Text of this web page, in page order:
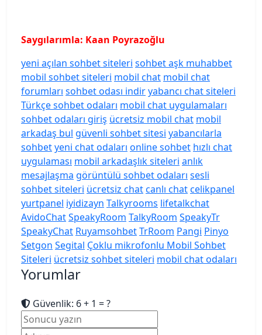
Saygılarımla: Kaan Poyrazoğlu
yeni açılan sohbet siteleri sohbet aşk muhabbet
mobil sohbet siteleri mobil chat mobil chat
forumları sohbet odası indiryabancı chat siteleri
Türkçe sohbet odaları mobil chat uygulamaları
sohbet odaları giriş ücretsiz mobil chat mobil
arkadaş bul güvenli sohbet sitesi yabancılarla
sohbetyeni chat odaları online sohbet hızlı chat
uygulaması mobil arkadaşlık siteleri anlık
mesajlaşma görüntülü sohbet odaları sesli
sohbet siteleri ücretsiz chatcanlı chatcelikpanel
yurtpanel iyidizayn Talkyrooms lifetalkchat
AvidoChatSpeakyRoom TalkyRoom SpeakyTr
SpeakyChat RuyamsohbetTrRoom Pangi Pinyo
Setgon Segital Çoklu mikrofonlu Mobil Sohbet
Siteleri ücretsiz sohbet siteleri mobil chat odaları
Yorumlar
Güvenlik: 6 + 1 = ?